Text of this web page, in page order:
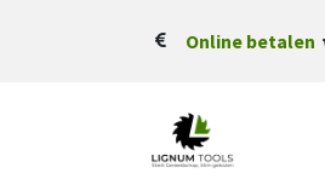
Online betalen